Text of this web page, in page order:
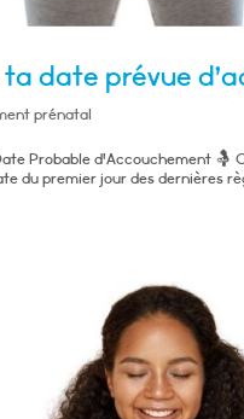
date prévue
prénatal
Probable d'Accouchement 🤱
du premier jour des dernières